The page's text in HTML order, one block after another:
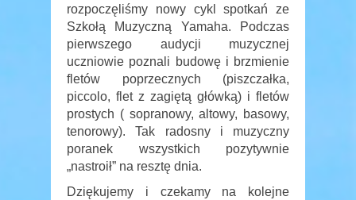
rozpoczęliśmy nowy cykl spotkań ze
Szkołą Muzyczną Yamaha. Podczas
pierwszego audycji muzycznej
uczniowie poznali budowę i brzmienie
fletów poprzecznych (piszczałka,
piccolo, flet z zagiętą główką) i fletów
prostych ( sopranowy, altowy, basowy,
tenorowy). Tak radosny i muzyczny
poranek wszystkich pozytywnie
„nastroił” na resztę dnia.
Dziękujemy i czekamy na kolejne